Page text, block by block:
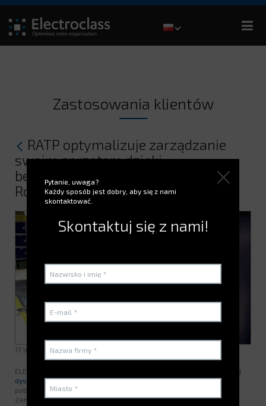
Zastosowania klientów
RATP optymalizuje zarządzanie
swoim sprzętem dzięki
bezpiecznemu dystrybutorowi
RotoPoint
17 listopada 2018
ELECTROCLASS dysponuje wieloma urządzeniami do
zabezpieczonej
dystrybucjiw RATP, które umożliwiają w 100% zabezpieczone
pobieranie SOO i materiałów eksploatacyjnych oraz dostęp do nich
24h, siedem dni w tygodniu.
Pytanie, uwaga?
Każdy sposób jest dobry, aby się z nami
skontaktować.
Skontaktuj się z nami!